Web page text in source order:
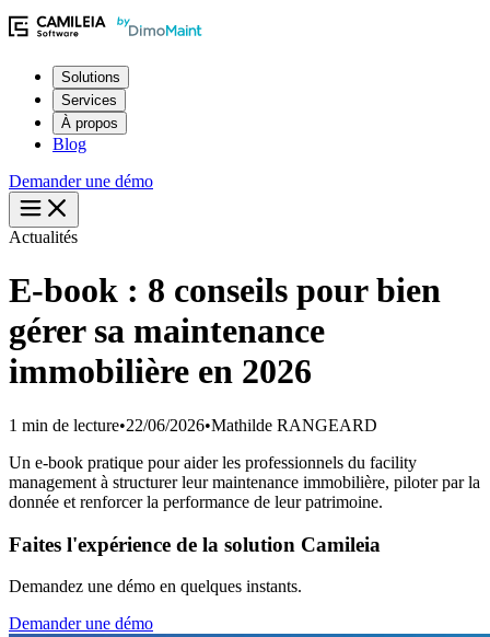
Solutions
Services
À propos
Blog
Demander une démo
Actualités
E-book : 8 conseils pour bien
gérer sa maintenance
immobilière en 2026
1 min de lecture•22/06/2026•Mathilde RANGEARD
Un e-book pratique pour aider les professionnels du facility
management à structurer leur maintenance immobilière, piloter par la
donnée et renforcer la performance de leur patrimoine.
Faites l'expérience de la solution Camileia
Demandez une démo en quelques instants.
Demander une démo